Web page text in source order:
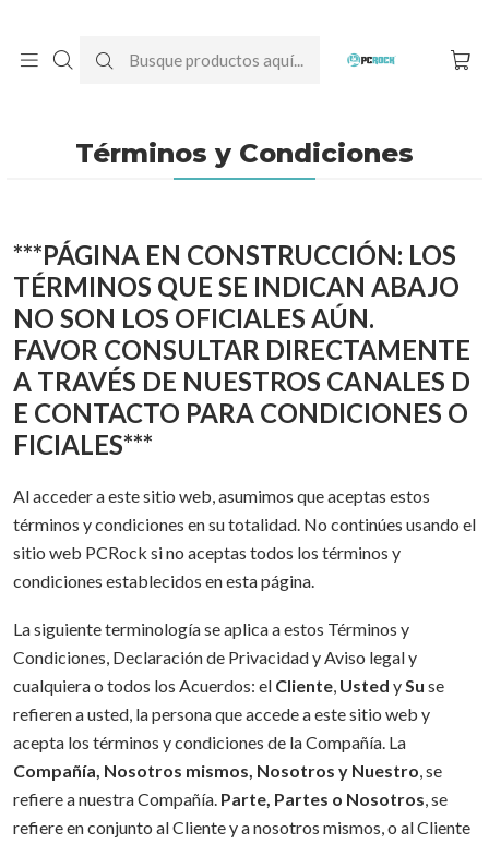
Términos y Condiciones
***PÁGINA EN CONSTRUCCIÓN: LOS
TÉRMINOS QUE SE INDICAN ABAJO
NO SON LOS OFICIALES AÚN.
FAVOR CONSULTAR DIRECTAMENTE
A TRAVÉS DE NUESTROS CANALES D
E CONTACTO PARA CONDICIONES O
FICIALES***
Al acceder a este sitio web, asumimos que aceptas estos
términos y condiciones en su totalidad. No continúes usando el
sitio web PCRock si no aceptas todos los términos y
condiciones establecidos en esta página.
La siguiente terminología se aplica a estos Términos y
Condiciones, Declaración de Privacidad y Aviso legal y
cualquiera o todos los Acuerdos: el Cliente, Usted ySu se
refieren a usted, la persona que accede a este sitio web y
acepta los términos y condiciones de la Compañía. La
Compañía, Nosotros mismos, Nosotros y Nuestro, se
refiere a nuestra Compañía. Parte, Partes o Nosotros, se
refiere en conjunto al Cliente y a nosotros mismos, o al Cliente